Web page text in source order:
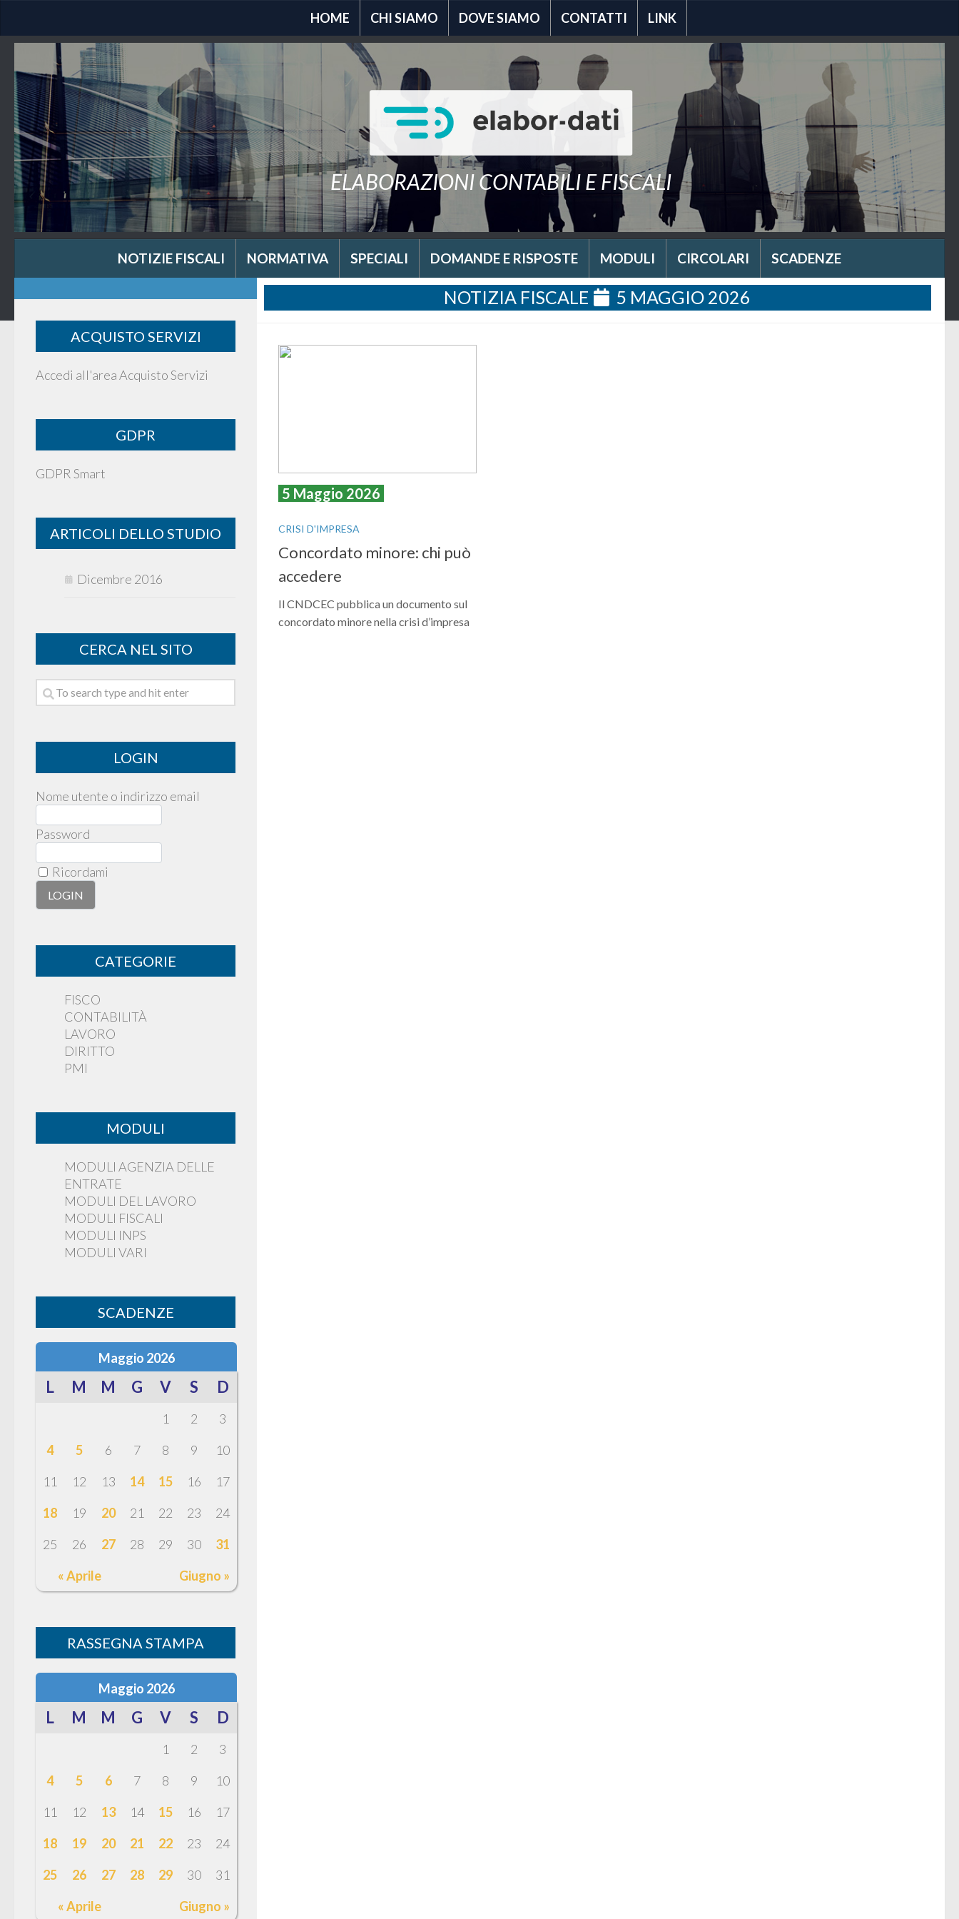
HOME CHI SIAMO DOVE SIAMO CONTATTI LINK
ELABORAZIONI CONTABILI E FISCALI
NOTIZIE FISCALI NORMATIVA SPECIALI DOMANDE E RISPOSTE MODULI CIRCOLARI SCADENZE
NOTIZIA FISCALE 5 MAGGIO 2026
5 Maggio 2026
CRISI D'IMPRESA
Concordato minore: chi può
accedere
Il CNDCEC pubblica un documento sul
concordato minore nella crisi d’impresa
ACQUISTO SERVIZI
Accedi all'area Acquisto Servizi
GDPR
GDPR Smart
ARTICOLI DELLO STUDIO
Dicembre 2016
CERCA NEL SITO
LOGIN
Nome utente o indirizzo email
Password
Ricordami
CATEGORIE
FISCO
CONTABILITÀ
LAVORO
DIRITTO
PMI
MODULI
MODULI AGENZIA DELLE
ENTRATE
MODULI DEL LAVORO
MODULI FISCALI
MODULI INPS
MODULI VARI
SCADENZE
Maggio 2026
L M M G V S D
« Aprile Giugno »
1 2
3
4
5 6 7 8 9
10
11
12 13 14 15 16
17
18
19 20 21 22 23
24
25
26 27 28 29 30 31
RASSEGNA STAMPA
Maggio 2026
L M M G V S D
« Aprile Giugno »
1 2
3
4
5 6 7 8 9
10
11
12 13 14 15 16
17
18
19 20 21 22 23
24
25
26 27 28 29 30 31